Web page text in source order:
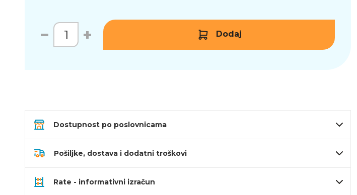
Dodaj
Dostupnost po poslovnicama
Pošiljke, dostava i dodatni troškovi
Rate - informativni izračun